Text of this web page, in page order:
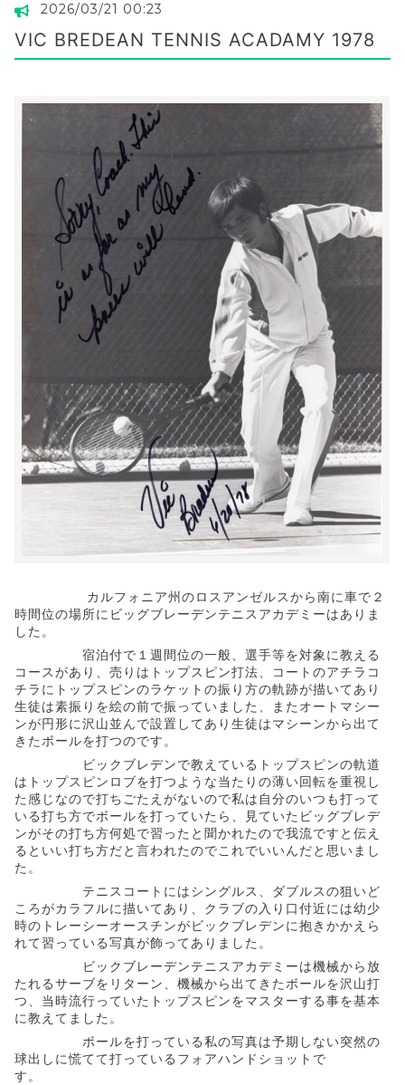
2026/03/21 00:23
VIC BREDEAN TENNIS ACADAMY 1978
カルフォニア州のロスアンゼルスから南に車で２
時間位の場所にビッグブレーデンテニスアカデミーはありま
した。
宿泊付で１週間位の一般、選手等を対象に教える
コースがあり、売りはトップスピン打法、コートのアチラコ
チラにトップスピンのラケットの振り方の軌跡が描いてあり
生徒は素振りを絵の前で振っていました、またオートマシー
ンが円形に沢山並んで設置してあり生徒はマシーンから出て
きたボールを打つのです。
ビックブレデンで教えているトップスピンの軌道
はトップスピンロブを打つような当たりの薄い回転を重視し
た感じなので打ちごたえがないので私は自分のいつも打って
いる打ち方でボールを打っていたら、見ていたビッグブレデ
ンがその打ち方何処で習ったと聞かれたので我流ですと伝え
るといい打ち方だと言われたのでこれでいいんだと思いまし
た。
テニスコートにはシングルス、ダブルスの狙いど
ころがカラフルに描いてあり、クラブの入り口付近には幼少
時のトレーシーオースチンがビックブレデンに抱きかかえら
れて習っている写真が飾ってありました。
ビックブレーデンテニスアカデミーは機械から放
たれるサーブをリターン、機械から出てきたボールを沢山打
つ、当時流行っていたトップスピンをマスターする事を基本
に教えてました。
ボールを打っている私の写真は予期しない突然の
球出しに慌てて打っているフォアハンドショットで
す。